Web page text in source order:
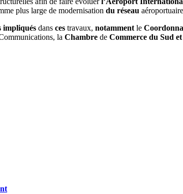
plus large de modernisation du réseau aéroportuaire
impliqués dans ces travaux, notamment le
, la Chambre de Commerce du Sud et